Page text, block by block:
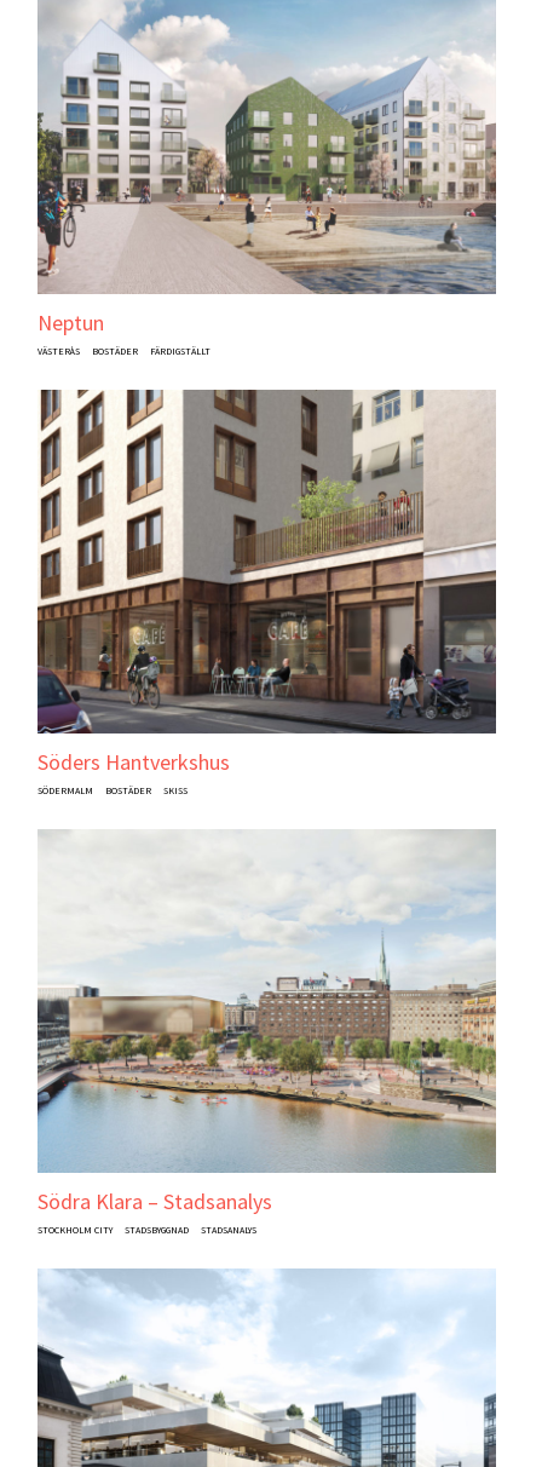
Neptun
VÄSTERÅS BOSTÄDER FÄRDIGSTÄLLT
Söders Hantverkshus
SÖDERMALM BOSTÄDER SKISS
Södra Klara – Stadsanalys
STOCKHOLM CITY STADSBYGGNAD STADSANALYS